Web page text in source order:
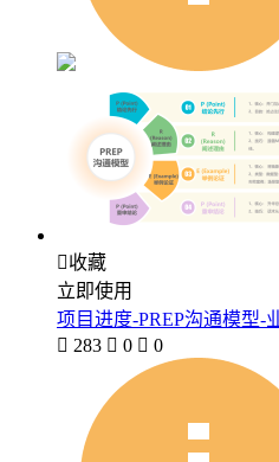
收藏
立即使用
项目进度-PREP沟通模型-
 283  0  0